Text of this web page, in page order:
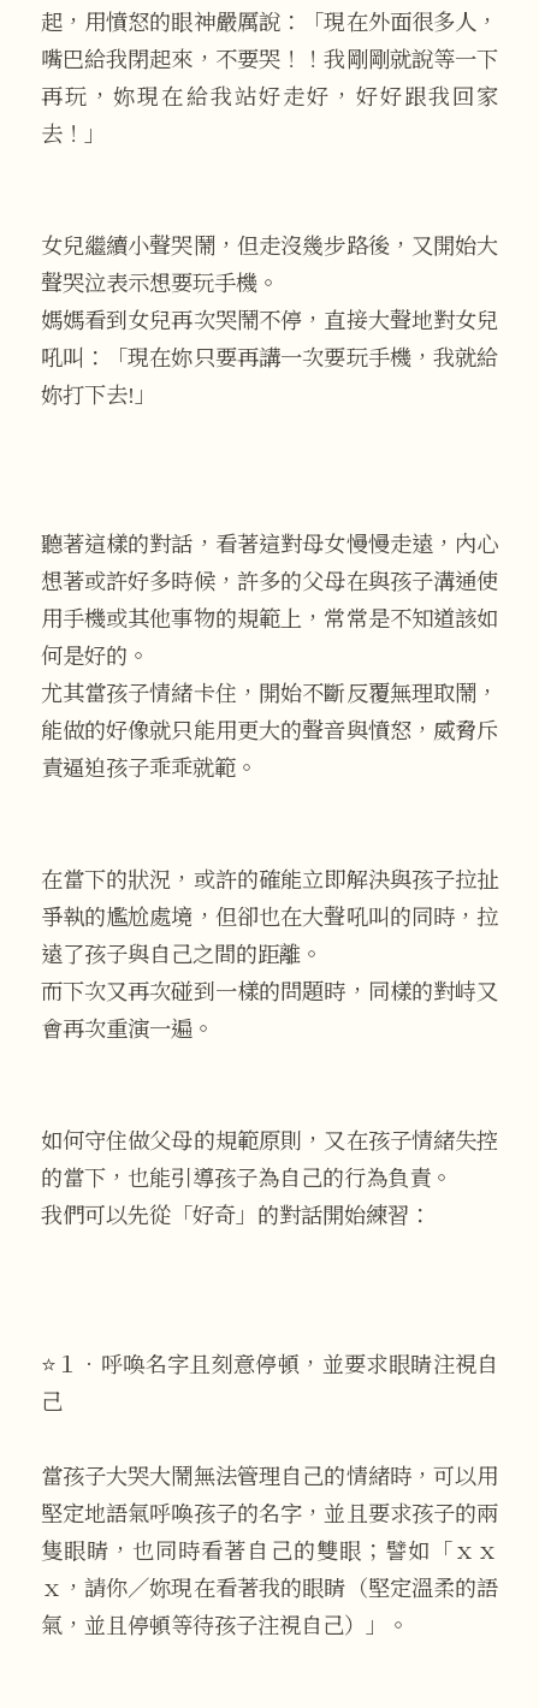
起，用憤怒的眼神嚴厲說：「現在外面很多人，
嘴巴給我閉起來，不要哭！！我剛剛就說等一下
再玩，妳現在給我站好走好，好好跟我回家
去！」
女兒繼續小聲哭鬧，但走沒幾步路後，又開始大
聲哭泣表示想要玩手機。
媽媽看到女兒再次哭鬧不停，直接大聲地對女兒
吼叫：「現在妳只要再講一次要玩手機，我就給
妳打下去!」
聽著這樣的對話，看著這對母女慢慢走遠，內心
想著或許好多時候，許多的父母在與孩子溝通使
用手機或其他事物的規範上，常常是不知道該如
何是好的。
尤其當孩子情緒卡住，開始不斷反覆無理取鬧，
能做的好像就只能用更大的聲音與憤怒，威脅斥
責逼迫孩子乖乖就範。
在當下的狀況，或許的確能立即解決與孩子拉扯
爭執的尷尬處境，但卻也在大聲吼叫的同時，拉
遠了孩子與自己之間的距離。
而下次又再次碰到一樣的問題時，同樣的對峙又
會再次重演一遍。
如何守住做父母的規範原則，又在孩子情緒失控
的當下，也能引導孩子為自己的行為負責。
我們可以先從「好奇」的對話開始練習：
⭐１．呼喚名字且刻意停頓，並要求眼睛注視自
己
當孩子大哭大鬧無法管理自己的情緒時，可以用
堅定地語氣呼喚孩子的名字，並且要求孩子的兩
隻眼睛，也同時看著自己的雙眼；譬如「ｘｘ
ｘ，請你／妳現在看著我的眼睛（堅定溫柔的語
氣，並且停頓等待孩子注視自己）」。